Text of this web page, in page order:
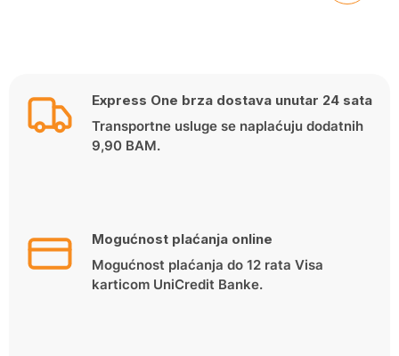
Express One brza dostava unutar 24 sata
Transportne usluge se naplaćuju dodatnih
9,90 BAM.
Mogućnost plaćanja online
Mogućnost plaćanja do 12 rata Visa
karticom UniCredit Banke.